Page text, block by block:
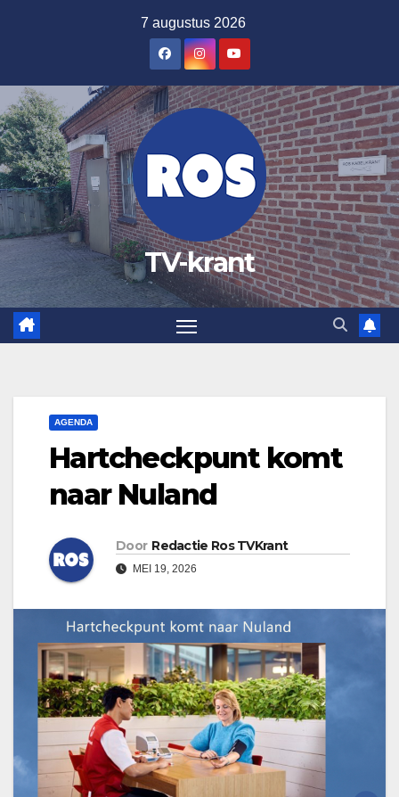
inhoud
7 augustus 2026
TV-krant
AGENDA
Hartcheckpunt komt
naar Nuland
Door Redactie Ros TVKrant
MEI 19, 2026